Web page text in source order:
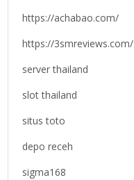
https://achabao.com/
https://3smreviews.com/
server thailand
slot thailand
situs toto
depo receh
sigma168